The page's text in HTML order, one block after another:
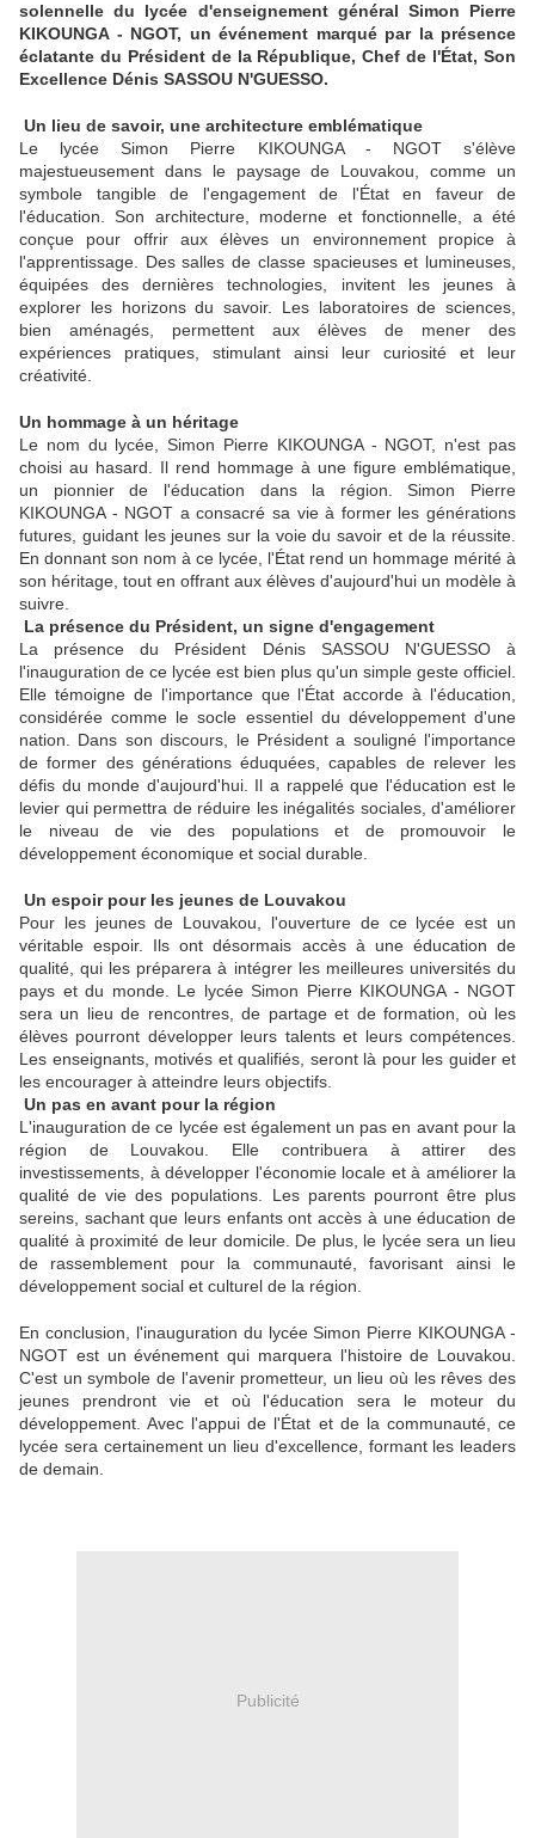
solennelle du lycée d'enseignement général Simon Pierre
KIKOUNGA - NGOT, un événement marqué par la présence
éclatante du Président de la République, Chef de l'État, Son
Excellence Dénis SASSOU N'GUESSO.
Un lieu de savoir, une architecture emblématique
Le lycée Simon Pierre KIKOUNGA - NGOT s'élève
majestueusement dans le paysage de Louvakou, comme un
symbole tangible de l'engagement de l'État en faveur de
l'éducation. Son architecture, moderne et fonctionnelle, a été
conçue pour offrir aux élèves un environnement propice à
l'apprentissage. Des salles de classe spacieuses et lumineuses,
équipées des dernières technologies, invitent les jeunes à
explorer les horizons du savoir. Les laboratoires de sciences,
bien aménagés, permettent aux élèves de mener des
expériences pratiques, stimulant ainsi leur curiosité et leur
créativité.
Un hommage à un héritage
Le nom du lycée, Simon Pierre KIKOUNGA - NGOT, n'est pas
choisi au hasard. Il rend hommage à une figure emblématique,
un pionnier de l'éducation dans la région. Simon Pierre
KIKOUNGA - NGOT a consacré sa vie à former les générations
futures, guidant les jeunes sur la voie du savoir et de la réussite.
En donnant son nom à ce lycée, l'État rend un hommage mérité à
son héritage, tout en offrant aux élèves d'aujourd'hui un modèle à
suivre.
La présence du Président, un signe d'engagement
La présence du Président Dénis SASSOU N'GUESSO à
l'inauguration de ce lycée est bien plus qu'un simple geste officiel.
Elle témoigne de l'importance que l'État accorde à l'éducation,
considérée comme le socle essentiel du développement d'une
nation. Dans son discours, le Président a souligné l'importance
de former des générations éduquées, capables de relever les
défis du monde d'aujourd'hui. Il a rappelé que l'éducation est le
levier qui permettra de réduire les inégalités sociales, d'améliorer
le niveau de vie des populations et de promouvoir le
développement économique et social durable.
Un espoir pour les jeunes de Louvakou
Pour les jeunes de Louvakou, l'ouverture de ce lycée est un
véritable espoir. Ils ont désormais accès à une éducation de
qualité, qui les préparera à intégrer les meilleures universités du
pays et du monde. Le lycée Simon Pierre KIKOUNGA - NGOT
sera un lieu de rencontres, de partage et de formation, où les
élèves pourront développer leurs talents et leurs compétences.
Les enseignants, motivés et qualifiés, seront là pour les guider et
les encourager à atteindre leurs objectifs.
Un pas en avant pour la région
L'inauguration de ce lycée est également un pas en avant pour la
région de Louvakou. Elle contribuera à attirer des
investissements, à développer l'économie locale et à améliorer la
qualité de vie des populations. Les parents pourront être plus
sereins, sachant que leurs enfants ont accès à une éducation de
qualité à proximité de leur domicile. De plus, le lycée sera un lieu
de rassemblement pour la communauté, favorisant ainsi le
développement social et culturel de la région.
En conclusion, l'inauguration du lycée Simon Pierre KIKOUNGA -
NGOT est un événement qui marquera l'histoire de Louvakou.
C'est un symbole de l'avenir prometteur, un lieu où les rêves des
jeunes prendront vie et où l'éducation sera le moteur du
développement. Avec l'appui de l'État et de la communauté, ce
lycée sera certainement un lieu d'excellence, formant les leaders
de demain.
Publicité